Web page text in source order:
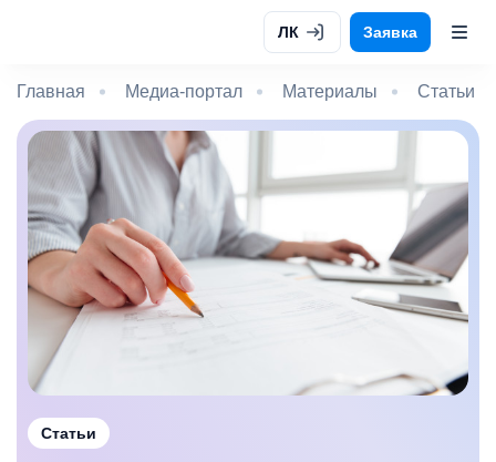
ЛК Заявка
Главная Медиа-портал Материалы Статьи
Статьи